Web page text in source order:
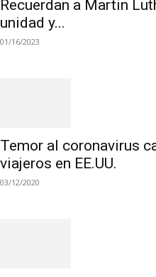
Recuerdan a Martin
unidad y...
01/16/2023
Temor al coronavirus
viajeros en EE.UU.
03/12/2020